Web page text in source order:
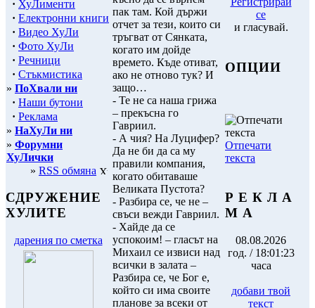
· ХуЛименти
· Електронни книги
· Видео ХуЛи
· Фото ХуЛи
· Речници
· Стъкмистика
» ПоХвали ни
· Наши бутони
· Реклама
» НаХуЛи ни
» Форумни
ХуЛички
» RSS обмяна
СДРУЖЕНИЕ
ХУЛИТЕ
дарения по сметка
пак там. Кой държи
отчет за тези, които си
тръгват от Сянката,
когато им дойде
времето. Къде отиват,
ако не отново тук? И
защо…
- Те не са наша грижа
– прекъсна го
Гавриил.
- А чия? На Луцифер?
Да не би да са му
правили компания,
когато обитаваше
Великата Пустота?
- Разбира се, че не –
свъси вежди Гавриил.
- Хайде да се
успокоим! – гласът на
Михаил се извиси над
всички в залата –
Разбира се, че Бог е,
който си има своите
планове за всеки от
се
и гласувай.
ОПЦИИ
Отпечати
текста
Р Е К Л А
М А
08.08.2026
год. / 18:01:23
часа
добави твой
текст